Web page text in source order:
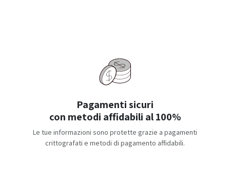
Pagamenti sicuri
con metodi affidabili al 100%
Le tue informazioni sono protette grazie a pagamenti
crittografati e metodi di pagamento affidabili.